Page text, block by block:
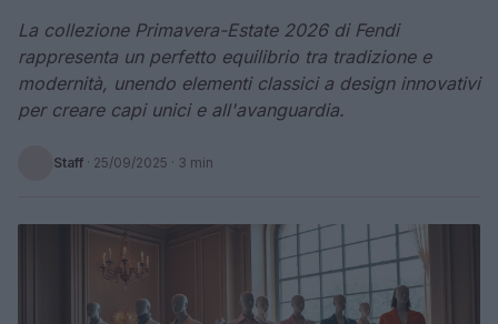
La collezione Primavera-Estate 2026 di Fendi
rappresenta un perfetto equilibrio tra tradizione e
modernità, unendo elementi classici a design innovativi
per creare capi unici e all'avanguardia.
Staff · 25/09/2025 · 3 min